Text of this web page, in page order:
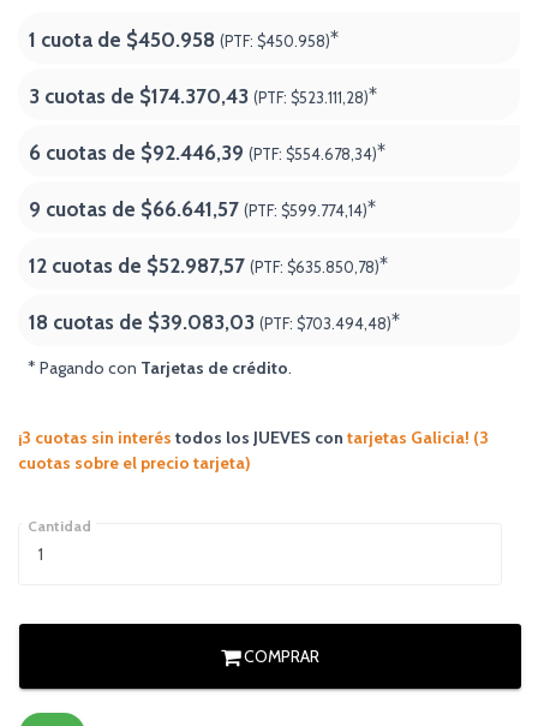
1 cuota de $450.958 (PTF: $450.958)*
3 cuotas de $174.370,43 (PTF: $523.111,28)*
6 cuotas de $92.446,39 (PTF: $554.678,34)*
9 cuotas de $66.641,57 (PTF: $599.774,14)*
12 cuotas de $52.987,57 (PTF: $635.850,78)*
18 cuotas de $39.083,03 (PTF: $703.494,48)*
* Pagando con Tarjetas de crédito.
¡3 cuotas sin interés todos los JUEVES con tarjetas Galicia! (3
cuotas sobre el precio tarjeta)
Cantidad
COMPRAR